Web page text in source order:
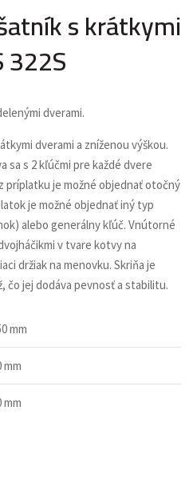
s krátkymi
322S
dverami.
dverami a zníženou výškou.
sa s 2 kľúčmi pre každé dvere
príplatku je možné objednať otočný
je možné objednať iný typ
alebo generálny kľúč. Vnútorné
v tvare kotvy na
držiak na menovku. Skriňa je
čo jej dodáva pevnosť a stabilitu.
mm
mm
mm